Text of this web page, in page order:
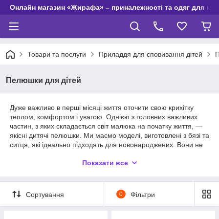
Онлайн магазин «Жирафа» – приналежності та одяг для
Товари та послуги Приладдя для сповивання дітей
Пелюшки для дітей
Дуже важливо в перші місяці життя оточити свою крихітку
теплом, комфортом і увагою. Однією з головних важливих
частин, з яких складається світ малюка на початку життя, —
якісні дитячі пелюшки. Ми маємо моделі, виготовлені з бязі та
ситця, які ідеально підходять для новонароджених. Вони не
потрібний рівень комфорту.
Дитячі пелюшки з бязі та ситцю
Показати все
Сортування 0 Фільтри